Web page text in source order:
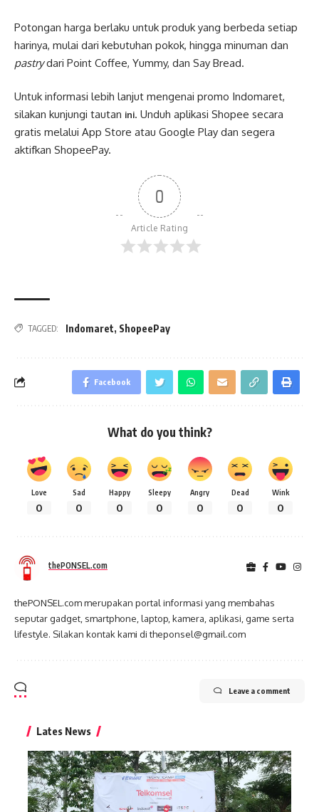
Potongan harga berlaku untuk produk yang berbeda setiap
harinya, mulai dari kebutuhan pokok, hingga minuman dan
pastrydari Point Coffee, Yummy, dan Say Bread.
Untuk informasi lebih lanjut mengenai promo Indomaret,
silakan kunjungi tautan ini. Unduh aplikasi Shopee secara
gratis melalui App Store atau Google Play dan segera
aktifkan ShopeePay.
0
Article Rating
TAGGED: Indomaret, ShopeePay
Facebook
What do you think?
Love
0
Sad
0
Happy
0
Sleepy
0
Angry
0
Dead
0
Wink
0
thePONSEL.com
thePONSEL.com merupakan portal informasi yang membahas
seputar gadget, smartphone, laptop, kamera, aplikasi, game serta
lifestyle. Silakan kontak kami di theponsel@gmail.com
Leave a comment
Lates News